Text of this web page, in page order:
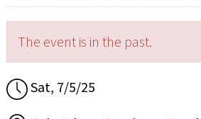
The event is in the past.
Sat, 7/5/25